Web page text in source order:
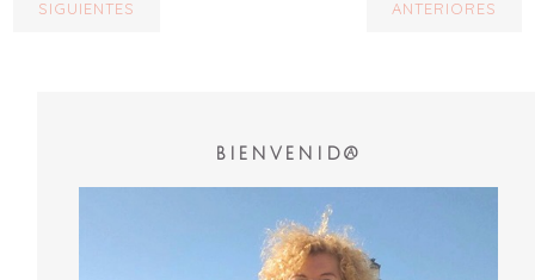
SIGUIENTES ANTERIORES
BIENVENID@